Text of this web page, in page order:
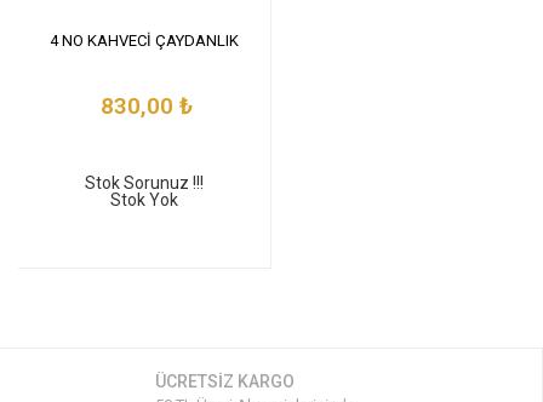
4 NO KAHVECİ ÇAYDANLIK
830,00 ₺
Stok Sorunuz !!!
Stok Yok
ÜCRETSİZ KARGO